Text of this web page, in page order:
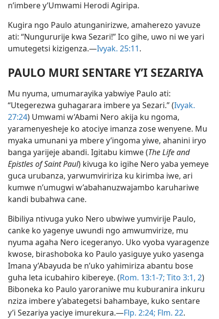
n’imbere y’Umwami Herodi Agiripa.
Kugira ngo Paulo atunganirizwe, amaherezo yavuze
ati: “Nungururije kwa Sezari!” Ico gihe, uwo ni we yari
umutegetsi kizigenza.​—Ivyak. 25:11.
PAULO MURI SENTARE Y’I SEZARIYA
Mu nyuma, umumarayika yabwiye Paulo ati:
“Utegerezwa guhagarara imbere ya Sezari.” (Ivyak.
27:24) Umwami w’Abami Nero akija ku ngoma,
yaramenyesheje ko atociye imanza zose wenyene. Mu
myaka umunani ya mbere y’ingoma yiwe, ahanini iryo
banga yarijeje abandi. Igitabu kimwe (The Life and
Epistles of Saint Paul) kivuga ko igihe Nero yaba yemeye
guca urubanza, yarwumviririza ku kirimba iwe, ari
kumwe n’umugwi w’abahanuzwajambo karuhariwe
kandi bubahwa cane.
Bibiliya ntivuga yuko Nero ubwiwe yumvirije Paulo,
canke ko yagenye uwundi ngo amwumvirize, mu
nyuma agaha Nero icegeranyo. Uko vyoba vyaragenze
kwose, birashoboka ko Paulo yasiguye yuko yasenga
Imana y’Abayuda be n’uko yahimiriza abantu bose
guha leta icubahiro kibereye. (Rom. 13:1-7; Tito 3:1, 2)
Biboneka ko Paulo yaroraniwe mu kuburanira inkuru
nziza imbere y’abategetsi bahambaye, kuko sentare
y’i Sezariya yaciye imurekura.​—Flp. 2:24; Flm. 22.